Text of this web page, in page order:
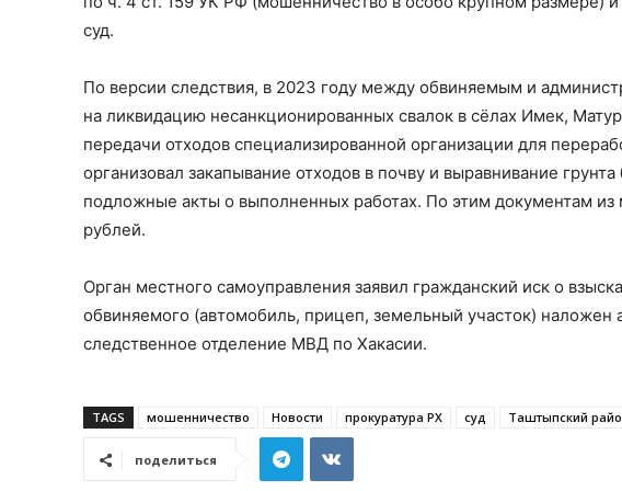
суд.
По версии следствия, в 2023 году между обвиняемым и
на ликвидацию несанкционированных свалок в сёлах Имек,
передачи отходов специализированной организации для
организовал закапывание отходов в почву и выравнивание
подложные акты о выполненных работах. По этим документам
рублей.
Орган местного самоуправления заявил гражданский иск о
обвиняемого (автомобиль, прицеп, земельный участок) наложен
следственное отделение МВД по Хакасии.
TAGS мошенничество Новости прокуратура РХ суд Таштыпский
поделиться